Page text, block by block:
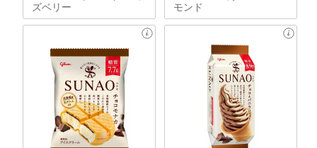
ズベリー
モンド